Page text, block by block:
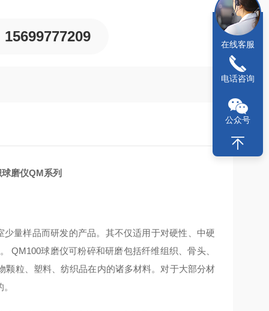
15699777209
磨仪QM系列
少量样品而研发的产品。其不仅适用于对硬性、中硬
QM100球磨仪可粉碎和研磨包括纤维组织、骨头、
粒、塑料、纺织品在内的诸多材料。对于大部分材
在线客服
电话咨询
公众号